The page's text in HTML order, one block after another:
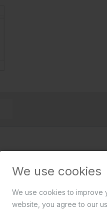
We use cookies
We use cookies to improve
website, you agree to our